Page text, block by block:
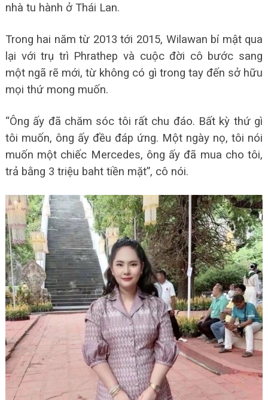
nhà tu hành ở Thái Lan.
Trong hai năm từ 2013 tới 2015, Wilawan bí mật qua
lại với trụ trì Phrathep và cuộc đời cô bước sang
một ngã rẽ mới, từ không có gì trong tay đến sở hữu
mọi thứ mong muốn.
“Ông ấy đã chăm sóc tôi rất chu đáo. Bất kỳ thứ gì
tôi muốn, ông ấy đều đáp ứng. Một ngày nọ, tôi nói
muốn một chiếc Mercedes, ông ấy đã mua cho tôi,
trả bằng 3 triệu baht tiền mặt”, cô nói.